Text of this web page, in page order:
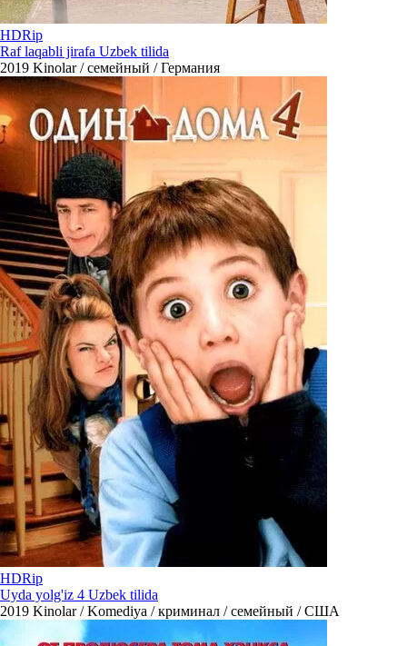
HDRip
Raf laqabli jirafa Uzbek tilida
2019 Kinolar / семейный / Германия
HDRip
Uyda yolg'iz 4 Uzbek tilida
2019 Kinolar / Komediya / криминал / семейный / США